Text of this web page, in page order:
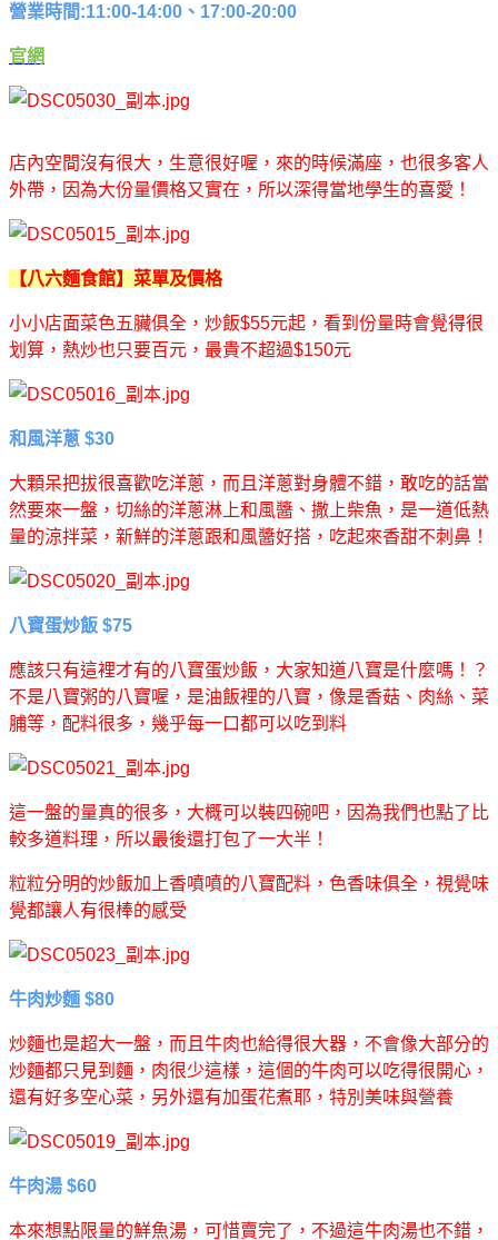
營業時間:11:00-14:00、17:00-20:00
官網
店內空間沒有很大，生意很好喔，來的時候滿座，也很多客人
外帶，因為大份量價格又實在，所以深得當地學生的喜愛！
【八六麵食館】菜單及價格
小小店面菜色五臟俱全，炒飯$55元起，看到份量時會覺得很
划算，熱炒也只要百元，最貴不超過$150元
和風洋蔥 $30
大顆呆把拔很喜歡吃洋蔥，而且洋蔥對身體不錯，敢吃的話當
然要來一盤，切絲的洋蔥淋上和風醬、撒上柴魚，是一道低熱
量的涼拌菜，新鮮的洋蔥跟和風醬好搭，吃起來香甜不刺鼻！
八寶蛋炒飯 $75
應該只有這裡才有的八寶蛋炒飯，大家知道八寶是什麼嗎！？
不是八寶粥的八寶喔，是油飯裡的八寶，像是香菇、肉絲、菜
脯等，配料很多，幾乎每一口都可以吃到料
這一盤的量真的很多，大概可以裝四碗吧，因為我們也點了比
較多道料理，所以最後還打包了一大半！
粒粒分明的炒飯加上香噴噴的八寶配料，色香味俱全，視覺味
覺都讓人有很棒的感受
牛肉炒麵 $80
炒麵也是超大一盤，而且牛肉也給得很大器，不會像大部分的
炒麵都只見到麵，肉很少這樣，這個的牛肉可以吃得很開心，
還有好多空心菜，另外還有加蛋花煮耶，特別美味與營養
牛肉湯 $60
本來想點限量的鮮魚湯，可惜賣完了，不過這牛肉湯也不錯，